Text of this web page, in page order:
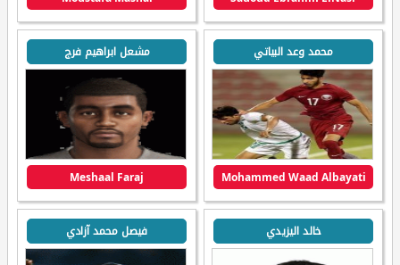
محمد وعد البياتي
Mohammed Waad Albayati
مشعل ابراهيم فرج
Meshaal Faraj
خالد اليزيدي فيصل محمد آزادي